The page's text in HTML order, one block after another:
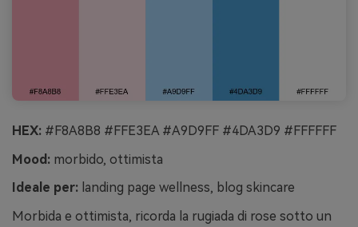
HEX: #F8A8B8 #FFE3EA #A9D9FF #4DA3D9 #FFFFFF
Mood: morbido, ottimista
Ideale per: landing page wellness, blog skincare
Morbida e ottimista, ricorda la rugiada di rose sotto un